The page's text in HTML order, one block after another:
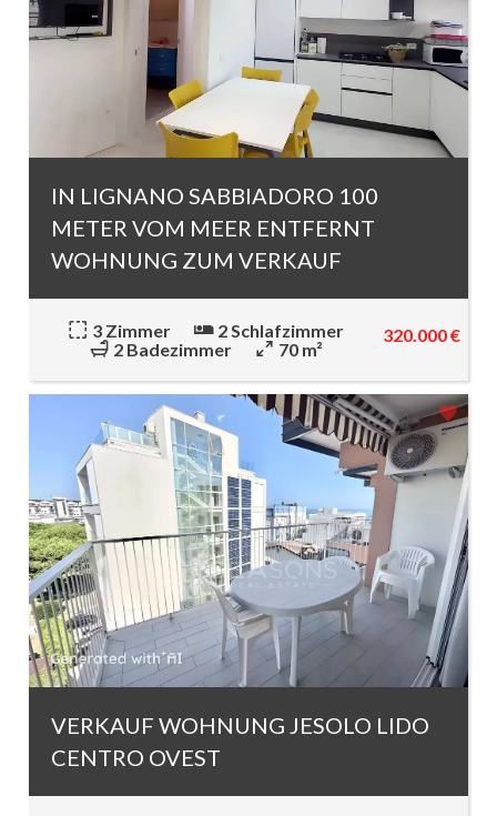
IN LIGNANO SABBIADORO 100
METER VOM MEER ENTFERNT
WOHNUNG ZUM VERKAUF
3 Zimmer
2 Schlafzimmer
2 Badezimmer
70 m²
320.000 €
VERKAUF WOHNUNG JESOLO LIDO
CENTRO OVEST